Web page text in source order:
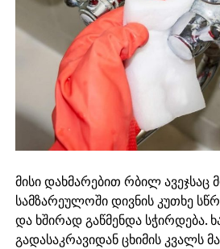
მისი დახმარებით რბილ ავეჯსაც
სამზარეულოში დივნის კუთხე
და ხშირად გაწმენდა სჭირდება.
გადასაკრავიდან ცხიმის კვალს